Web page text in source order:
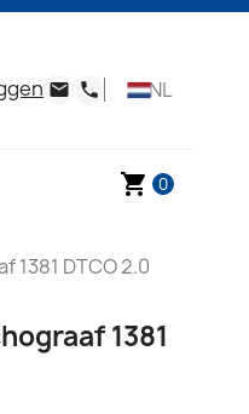
email phone NL
shopping_cart 0
DTCO 2.0
1381